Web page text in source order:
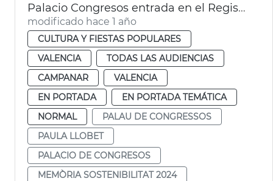
Palacio Congresos entrada en el Registro SIR
modificado hace 1 año
CULTURA Y FIESTAS POPULARES
VALENCIA
TODAS LAS AUDIENCIAS
CAMPANAR
VALENCIA
EN PORTADA
EN PORTADA TEMÁTICA
NORMAL
PALAU DE CONGRESSOS
PAULA LLOBET
PALACIO DE CONGRESOS
MEMÒRIA SOSTENIBILITAT 2024